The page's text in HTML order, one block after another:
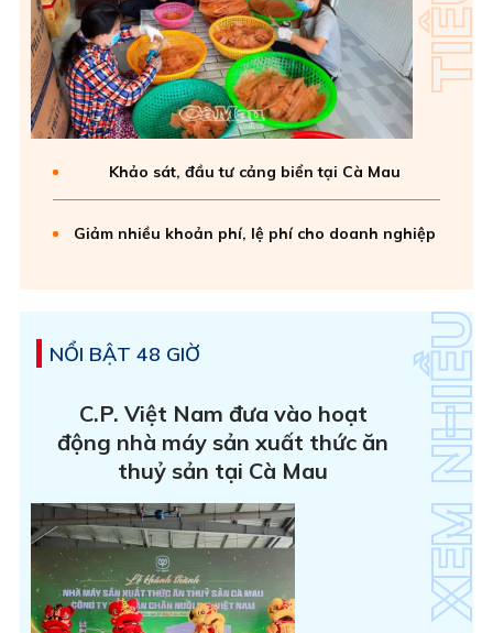
Khảo sát, đầu tư cảng biển tại Cà Mau
Giảm nhiều khoản phí, lệ phí cho doanh nghiệp
NỔI BẬT 48 GIỜ
C.P. Việt Nam đưa vào hoạt
động nhà máy sản xuất thức ăn
thuỷ sản tại Cà Mau